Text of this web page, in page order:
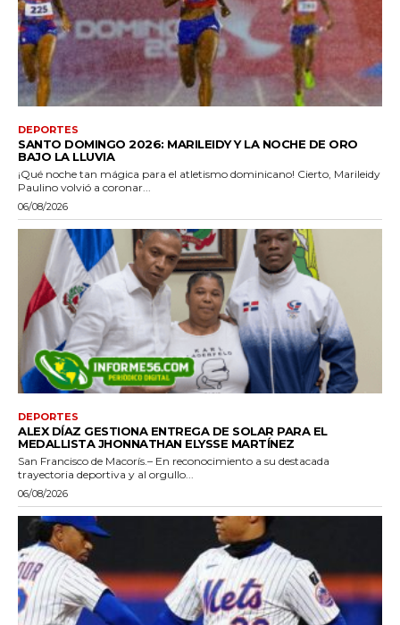
DEPORTES
SANTO DOMINGO 2026: MARILEIDY Y LA NOCHE DE ORO
BAJO LA LLUVIA
¡Qué noche tan mágica para el atletismo dominicano! Cierto, Marileidy
Paulino volvió a coronar...
06/08/2026
DEPORTES
ALEX DÍAZ GESTIONA ENTREGA DE SOLAR PARA EL
MEDALLISTA JHONNATHAN ELYSSE MARTÍNEZ
San Francisco de Macorís.– En reconocimiento a su destacada
trayectoria deportiva y al orgullo...
06/08/2026